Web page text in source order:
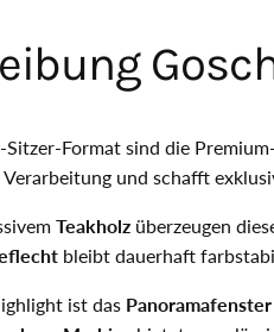
e
r
e
i
s
u
f
r
e
i
s
Format sind die
und schafft
Teakholz überzeugen
bleibt dauerhaft
ist das Panoramafenster